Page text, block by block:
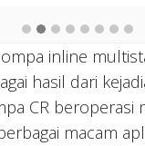
inline
hasil dari
CR beroperasi
macam